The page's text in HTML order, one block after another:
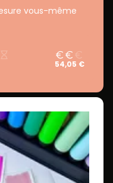
vous-même
54,05 €